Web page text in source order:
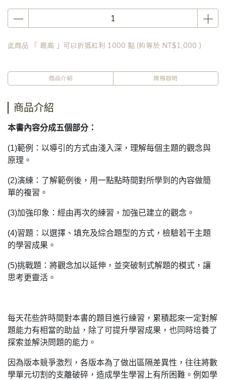
此商品 「 最高 」可以折抵紅利 1000 點 (約等於 NT$1,000 )
商品介紹 規格說明
商品介紹
本書內容分成五個部分：
(1)範例：以導引的方式由淺入深，理解每個主題的觀念與
原理。
(2)演練：了解範例後，用一點點時間對所學到的內容做簡
單的複習。
(3)加強印象：經由再次的練習，加強已建立的觀念。
(4)習題：以選擇、填充及綜合題型的方式，檢驗若干主題
的學習成果。
(5)挑戰題：將觀念加以延伸，並突破制式解題的模式，讓
思考更靈活。
每天花些許時間對本書的題目進行練習，累積起來一定對解
題能力有相當的助益，除了可提升學習成果，也同時培養了
探索並解決問題的能力。
因為版本競爭激烈，各版本為了做出區隔差異性，往往將數
學單元切割的支離破碎，造成學生學習上有所困難。例如學